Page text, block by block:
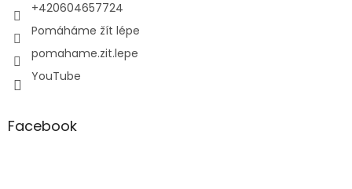
+420604657724
Pomáháme žít lépe
pomahame.zit.lepe
YouTube
Facebook